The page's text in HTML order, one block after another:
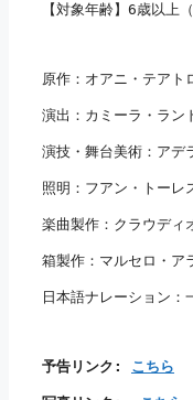
【対象年齢】6歳以上
原作：オアニ・テアト
演出：カミーラ・ラン
演技・舞台美術：アデ
照明：フアン・トーレ
楽曲製作：クラウディ
箱製作：マルセロ・ア
日本語ナレーション：
予告リンク: こちら